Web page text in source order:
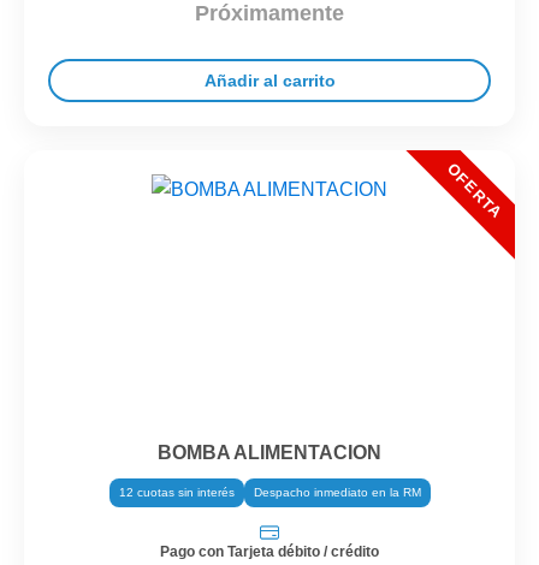
Próximamente
Añadir al carrito
BOMBA ALIMENTACION
12 cuotas sin interés Despacho inmediato en la RM
Pago con Tarjeta débito / crédito